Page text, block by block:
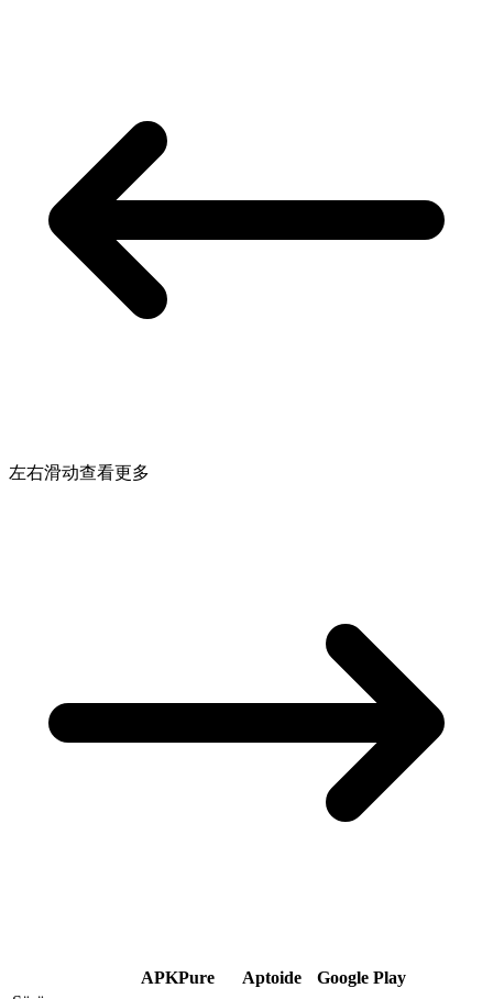
左右滑动查看更多
APKPure Aptoide
Google Play